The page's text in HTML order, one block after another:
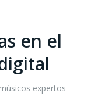
en el
expertos